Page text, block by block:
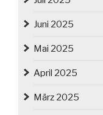
Juni 2025
Mai 2025
April 2025
März 2025